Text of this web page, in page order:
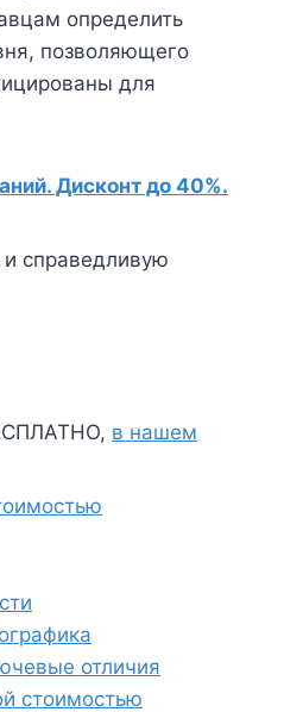
определить
позволяющего
для
Дисконт до 40%.
справедливую
в нашем
отличия
стоимостью